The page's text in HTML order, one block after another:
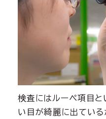
検査にはルーペ項目と
い目が綺麗に出ている